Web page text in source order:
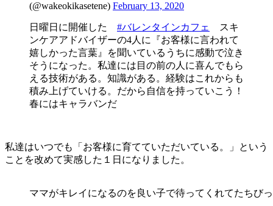
(@wakeokikasetene) February 13, 2020
日曜日に開催した #バレンタインカフェ
スキ
ンケアアドバイザーの4人に『お客様に言われて
嬉しかった言葉』を聞いているうちに感動で泣き
そうになった。私達には目の前の人に喜んでもら
える技術がある。知識がある。経験はこれからも
積み上げていける。だから自信を持っていこう！
春にはキャラバンだ
私達はいつでも「お客様に育てていただいている。」という
ことを改めて実感した１日になりました。
ママがキレイになるのを良い子で待ってくれてたちび